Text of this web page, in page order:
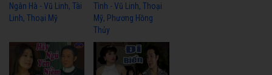
Ngân Hà - Vũ Linh, Tài
Linh, Thoại Mỹ
Tình - Vũ Linh, Thoại
Mỹ, Phương Hồng
Thủy